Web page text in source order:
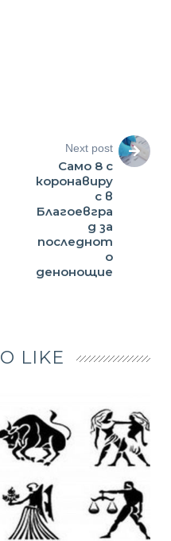
Next post
Само 8 с
коронавиру
с в
Благоевгра
д за
последнот
о
денонощие
LIKE